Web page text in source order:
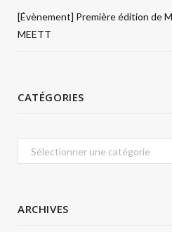
[Évènement] Première édition de
MEETT
CATÉGORIES
Catégories
ARCHIVES